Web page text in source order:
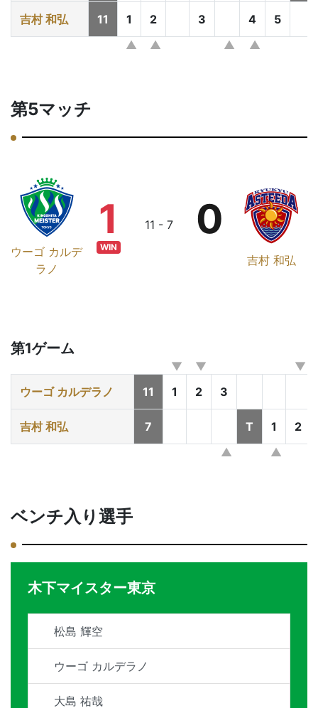
吉村 和弘 11 1 2 3 4 5
第5マッチ
ウーゴ カルデ
ラノ
1
WIN
11 - 7
吉村 和弘
0
第1ゲーム
ウーゴ カルデラノ 11 1 2 3
吉村 和弘 7 T 1 2
ベンチ入り選手
木下マイスター東京
松島 輝空
ウーゴ カルデラノ
大島 祐哉